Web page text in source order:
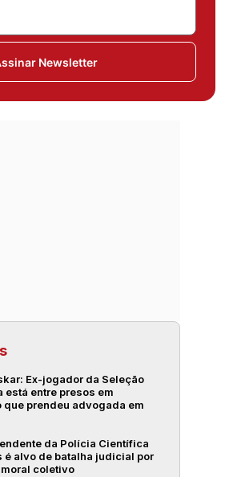
Newsletter
Ex-jogador da Seleção
está entre presos em
que prendeu advogada em
da Polícia Científica
é alvo de batalha judicial por
coletivo